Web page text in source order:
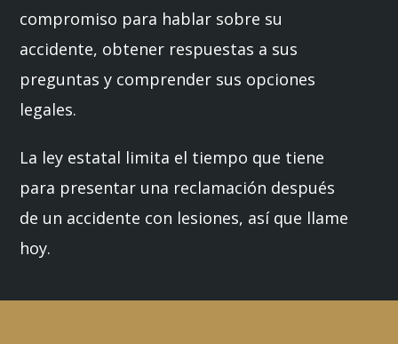
compromiso para hablar sobre su
accidente, obtener respuestas a sus
preguntas y comprender sus opciones
legales.
La ley estatal limita el tiempo que tiene
para presentar una reclamación después
de un accidente con lesiones, así que llame
hoy.